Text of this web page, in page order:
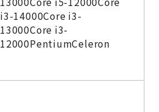
i3-14000Core i3-
13000Core i3-
12000PentiumCeleron